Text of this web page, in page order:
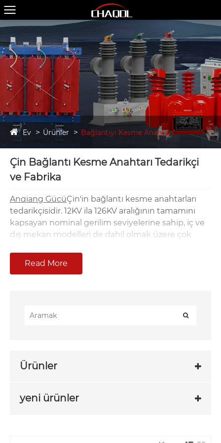
Ev Ürünler Bağlantıyı Kesme Anahtarı
Çin Bağlantı Kesme Anahtarı Tedarikçi
ve Fabrika
Anqiang GücüÇin'in bağlantı kesme anahtarları
tedarikçisidir. 12KV ila 126KV aralığının tamamını
kapsayan nominal gerilim seviyelerine sahip, iç ve
dış mekan modelleri de dahil olmak üzere çok
anahtarlar enerji mühendisliği alanında temel
Read More
Ürünler
yeni ürünler